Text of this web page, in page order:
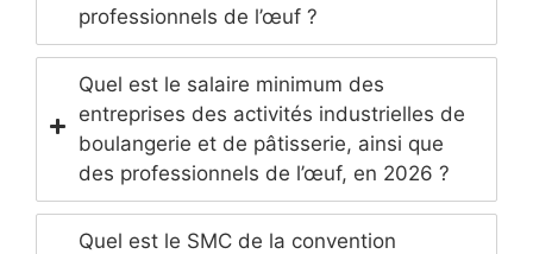
professionnels de l’œuf ?
Quel est le salaire minimum des
entreprises des activités industrielles de
boulangerie et de pâtisserie, ainsi que
des professionnels de l’œuf, en 2026 ?
Quel est le SMC de la convention